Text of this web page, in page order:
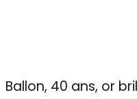
Ballon, 40 ans, or